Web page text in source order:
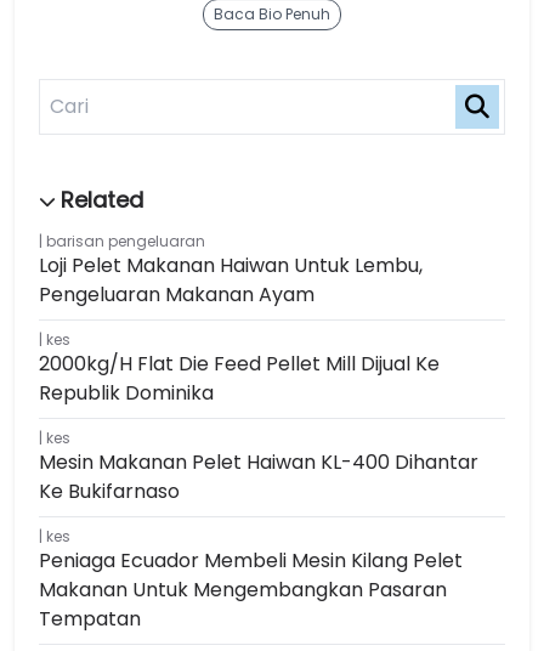
Baca Bio Penuh
barisan pengeluaran
Loji Pelet Makanan Haiwan Untuk Lembu,
Pengeluaran Makanan Ayam
kes
2000kg/h Flat Die Feed Pellet Mill Dijual Ke
Republik Dominika
kes
Mesin Makanan Pelet Haiwan KL-400 Dihantar
Ke Bukifarnaso
kes
Peniaga Ecuador Membeli Mesin Kilang Pelet
Makanan Untuk Mengembangkan Pasaran
Tempatan